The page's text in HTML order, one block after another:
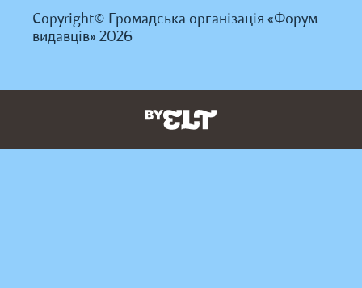
Copyright© Громадська організація «Форум
видавців» 2026